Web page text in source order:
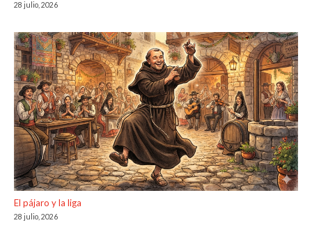
28 julio, 2026
El pájaro y la liga
28 julio, 2026